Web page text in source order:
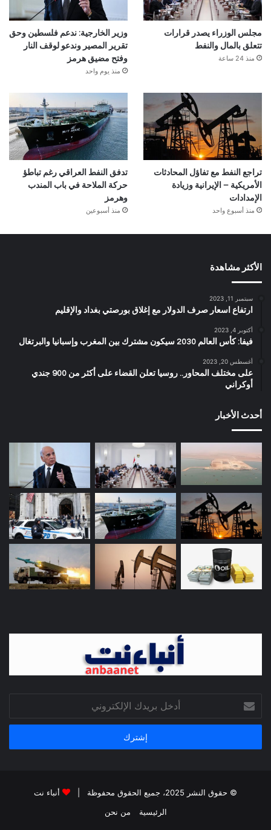
مجلس الوزراء يصدر قرارات
تتعلق بالمال والنفط
منذ 24 ساعة
وزير الخارجية: ندعم فلسطين وحق
تقرير المصير وندعو لوقف النار
وفتح مضيق هرمز
منذ يوم واحد
تراجع النفط مع تفاؤل المحادثات
الأمريكية – الإيرانية وزيادة
الإمدادات
منذ أسبوع واحد
تدفق النفط العراقي رغم تباطؤ
حركة الملاحة في باب المندب
وهرمز
منذ أسبوعين
الأكثر مشاهدة
سبتمبر 11, 2023
ارتفاع اسعار صرف الدولار مع إغلاق بورصتي بغداد والإقليم
أكتوبر 4, 2023
فيفا: كأس العالم 2030 سيكون مشترك بين المغرب وإسبانيا والبرتغال
أغسطس 20, 2023
على مختلف المحاور.. روسيا تعلن القضاء على أكثر من 900 جندي
أوكراني
أحدث الأخبار
بريدك
الإلكتروني
© حقوق النشر 2025، جميع الحقوق محفوظة |
أنباء نت
الرئيسية
من نحن